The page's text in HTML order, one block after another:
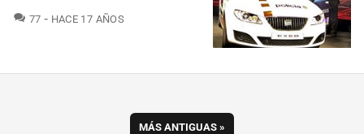
77 COMENTARIOS
HACE 17 AÑOS
MÁS ANTIGUAS »